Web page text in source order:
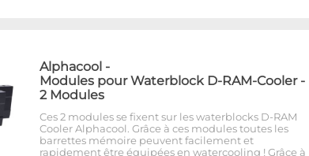
Alphacool -
Modules pour Waterblock D-RAM-Cooler -
2 Modules
Ces 2 modules se fixent sur les waterblocks D-RAM
Cooler Alphacool. Grâce à ces modules toutes les
barrettes mémoire peuvent facilement et
rapidement être équipées en watercooling ! Grâce à